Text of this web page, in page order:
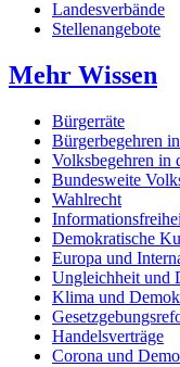
Landesverbände
Stellenangebote
Mehr Wissen
Bürgerräte
Bürgerbegehren
Volksbegehren in
Bundesweite
Wahlrecht
Demokratische
Europa und
Ungleichheit und
Klima und
Handelsverträge
Corona und